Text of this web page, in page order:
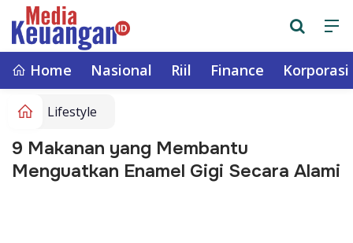
Home Nasional Riil Finance Korporasi
Lifestyle
9 Makanan yang Membantu
Menguatkan Enamel Gigi Secara Alami